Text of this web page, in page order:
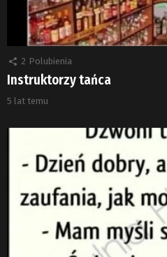
2 Polubienia
Instruktorzy tańca
5 lat temu